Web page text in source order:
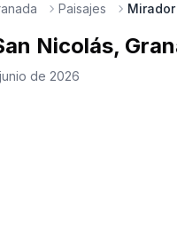
Paisajes
Nicolás,
de 2026